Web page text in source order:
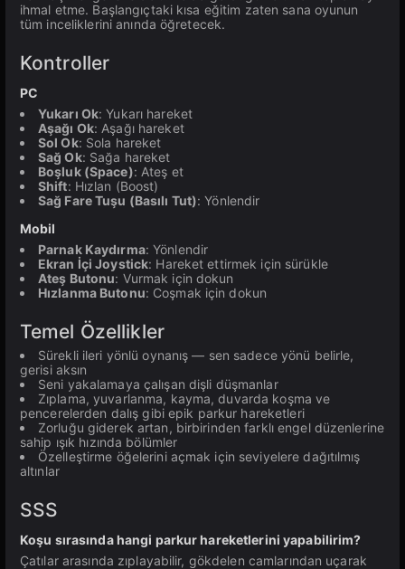
ihmal etme. Başlangıçtaki kısa eğitim zaten sana oyunun
tüm inceliklerini anında öğretecek.
Kontroller
PC
Yukarı Ok: Yukarı hareket
Aşağı Ok: Aşağı hareket
Sol Ok: Sola hareket
Sağ Ok: Sağa hareket
Boşluk (Space): Ateş et
Shift: Hızlan (Boost)
Sağ Fare Tuşu (Basılı Tut): Yönlendir
Mobil
Parnak Kaydırma: Yönlendir
Ekran İçi Joystick: Hareket ettirmek için sürükle
Ateş Butonu: Vurmak için dokun
Hızlanma Butonu: Coşmak için dokun
Temel Özellikler
Sürekli ileri yönlü oynanış — sen sadece yönü belirle,
gerisi aksın
Seni yakalamaya çalışan dişli düşmanlar
Zıplama, yuvarlanma, kayma, duvarda koşma ve
pencerelerden dalış gibi epik parkur hareketleri
Zorluğu giderek artan, birbirinden farklı engel düzenlerine
sahip ışık hızında bölümler
Özelleştirme öğelerini açmak için seviyelere dağıtılmış
altınlar
SSS
Koşu sırasında hangi parkur hareketlerini yapabilirim?
Çatılar arasında zıplayabilir, gökdelen camlarından uçarak